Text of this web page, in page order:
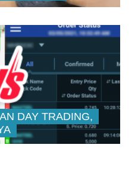
DAY TRADING,